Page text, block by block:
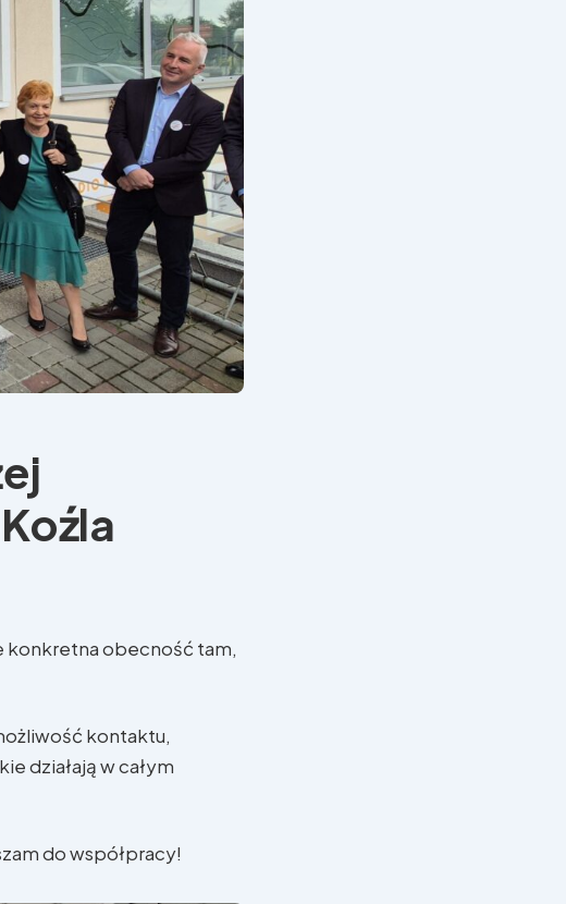
konkretna obecność tam,
kontaktu,
działają w całym
do współpracy!